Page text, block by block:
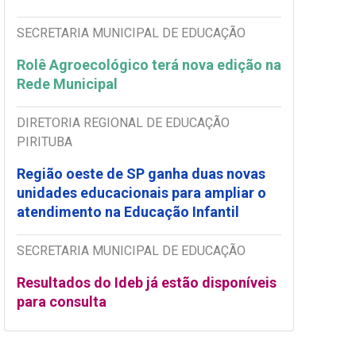
SECRETARIA MUNICIPAL DE EDUCAÇÃO
Rolê Agroecológico terá nova edição na
Rede Municipal
DIRETORIA REGIONAL DE EDUCAÇÃO
PIRITUBA
Região oeste de SP ganha duas novas
unidades educacionais para ampliar o
atendimento na Educação Infantil
SECRETARIA MUNICIPAL DE EDUCAÇÃO
Resultados do Ideb já estão disponíveis
para consulta